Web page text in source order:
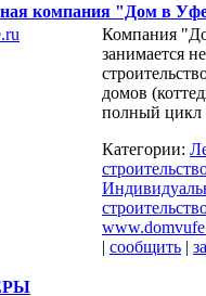
компания "Дом в
Компания
занимается
домов
полный цикл
Категории:
| сообщить |